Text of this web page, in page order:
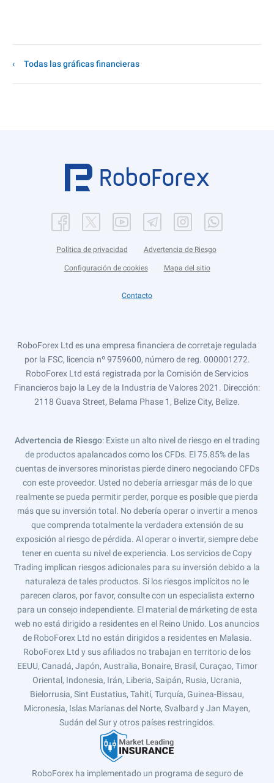
Todas las gráficas financieras
Política de privacidad Advertencia de Riesgo
Configuración de cookies Mapa del sitio
Contacto
RoboForex Ltd es una empresa financiera de corretaje regulada
por la FSC, licencia nº 9759600, número de reg. 000001272.
RoboForex Ltd está registrada por la Comisión de Servicios
Financieros bajo la Ley de la Industria de Valores 2021. Dirección:
2118 Guava Street, Belama Phase 1, Belize City, Belize.
Advertencia de Riesgo: Existe un alto nivel de riesgo en el trading
de productos apalancados como los CFDs. El 75.85% de las
cuentas de inversores minoristas pierde dinero negociando CFDs
con este proveedor. Usted no debería arriesgar más de lo que
realmente se pueda permitir perder, porque es posible que pierda
más que su inversión total. No debería operar o invertir a menos
que comprenda totalmente la verdadera extensión de su
exposición al riesgo de pérdida. Al operar o invertir, siempre debe
tener en cuenta su nivel de experiencia. Los servicios de Copy
Trading implican riesgos adicionales para su inversión debido a la
naturaleza de tales productos. Si los riesgos implícitos no le
parecen claros, por favor, consulte con un especialista externo
para un consejo independiente. El material de márketing de esta
web no está dirigido a residentes en el Reino Unido. Los anuncios
de RoboForex Ltd no están dirigidos a residentes en Malasia.
RoboForex Ltd y sus afiliados no trabajan en territorio de los
EEUU, Canadá, Japón, Australia, Bonaire, Brasil, Curaçao, Timor
Oriental, Indonesia, Irán, Liberia, Saipán, Rusia, Ucrania,
Bielorrusia, Sint Eustatius, Tahití, Turquía, Guinea-Bissau,
Micronesia, Islas Marianas del Norte, Svalbard y Jan Mayen,
Sudán del Sur y otros países restringidos.
RoboForex ha implementado un programa de seguro de